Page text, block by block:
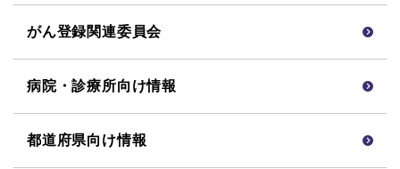
がん登録関連委員会
病院・診療所向け情報
都道府県向け情報